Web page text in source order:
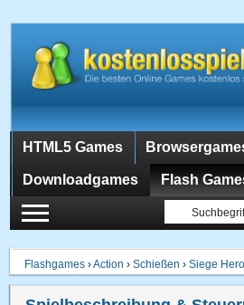
HTML5 Games
Downloadgames Flash
Flashgames ›Action ›Schießen ›Siege Hero